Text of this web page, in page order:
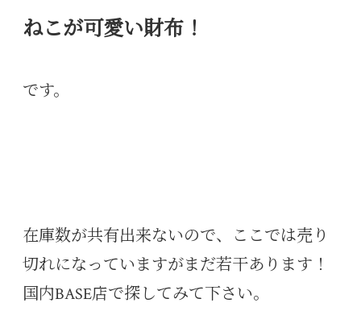
ねこが可愛い財布！
です。
在庫数が共有出来ないので、ここでは売り
切れになっていますがまだ若干あります！
国内BASE店で探してみて下さい。